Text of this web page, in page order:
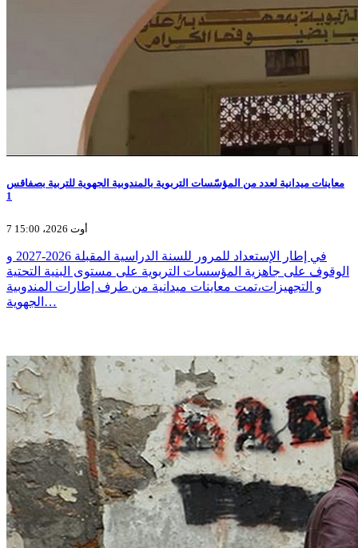
معاينات ميدانية لعدد من المؤسّسات التربوية بالمندوبية الجهوية للتربية بصفاقس
1
7 أوت 2026، 15:00
في إطار الإستعداد للمرور للسنة الدراسية المقبلة 2026-2027 و
الوقوف على جاهزية المؤسسات التربوية على مستوى البنية التحتية
و التجهيزات،تمت معاينات ميدانية من طرف إطارات المندوبية
الجهوية…